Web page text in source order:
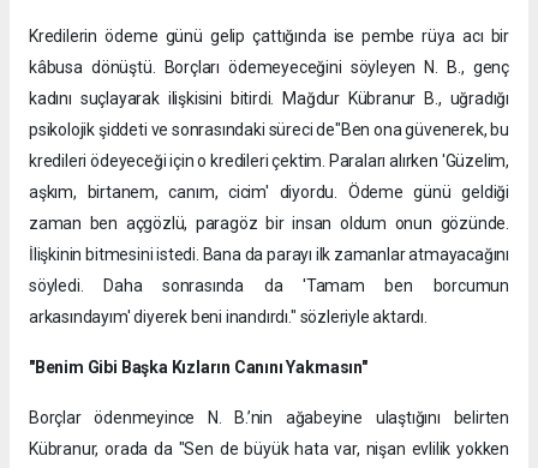
Kredilerin ödeme günü gelip çattığında ise pembe rüya acı bir
kâbusa dönüştü. Borçları ödemeyeceğini söyleyen N. B., genç
kadını suçlayarak ilişkisini bitirdi. Mağdur Kübranur B., uğradığı
psikolojik şiddeti ve sonrasındaki süreci de"Ben ona güvenerek, bu
kredileri ödeyeceği için o kredileri çektim. Paraları alırken 'Güzelim,
aşkım, birtanem, canım, cicim' diyordu. Ödeme günü geldiği
zaman ben açgözlü, paragöz bir insan oldum onun gözünde.
İlişkinin bitmesini istedi. Bana da parayı ilk zamanlar atmayacağını
söyledi. Daha sonrasında da 'Tamam ben borcumun
arkasındayım' diyerek beni inandırdı." sözleriyle aktardı.
"Benim Gibi Başka Kızların Canını Yakmasın"
Borçlar ödenmeyince N. B.’nin ağabeyine ulaştığını belirten
Kübranur, orada da "Sen de büyük hata var, nişan evlilik yokken